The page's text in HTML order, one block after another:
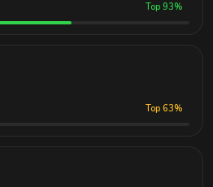
Top 93%
Top 63%